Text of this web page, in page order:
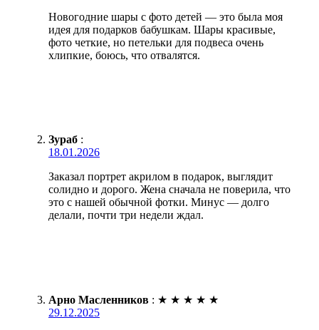
Новогодние шары с фото детей — это была моя
идея для подарков бабушкам. Шары красивые,
фото четкие, но петельки для подвеса очень
хлипкие, боюсь, что отвалятся.
Зураб :
18.01.2026
Заказал портрет акрилом в подарок, выглядит
солидно и дорого. Жена сначала не поверила, что
это с нашей обычной фотки. Минус — долго
делали, почти три недели ждал.
Арно Масленников : ★ ★ ★ ★ ★
29.12.2025